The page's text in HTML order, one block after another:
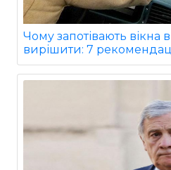
Чому запотівають вікна
вирішити: 7